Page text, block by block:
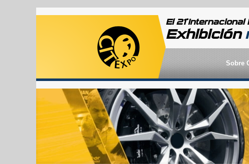
El 21ªInternacional
Exhibición
Sobre